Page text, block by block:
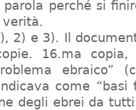
parola perché si
verità.
2) e 3). Il
16.ma copia,
ebraico”
come “basi
degli ebrei da